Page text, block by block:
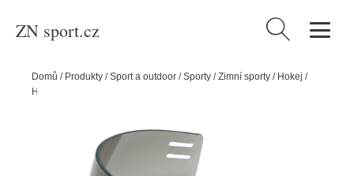
ZN sport.cz Vyhledávání
Domů / Produkty /Sport a outdoor /Sporty /Zimní sporty / Hokej /
Hejduk Plexi Hejduk OptiX Prime Tinted, CE10, zatmavené